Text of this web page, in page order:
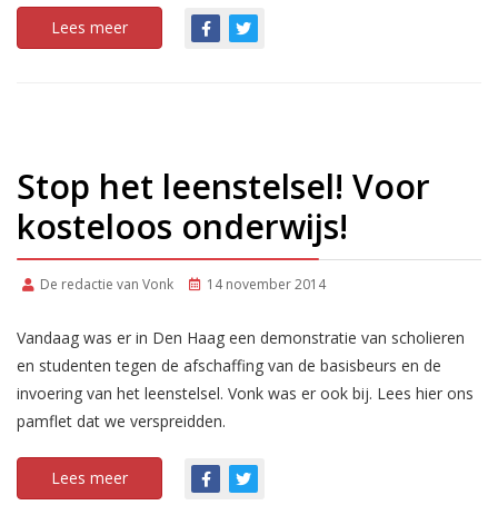
Lees meer
Stop het leenstelsel! Voor
kosteloos onderwijs!
De redactie van Vonk 14 november 2014
Vandaag was er in Den Haag een demonstratie van scholieren
en studenten tegen de afschaffing van de basisbeurs en de
invoering van het leenstelsel. Vonk was er ook bij. Lees hier ons
pamflet dat we verspreidden.
Lees meer